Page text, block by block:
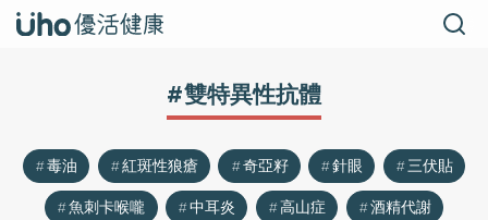
#雙特異性抗體
毒油 紅斑性狼瘡 奇亞籽 針眼
三伏貼
魚刺卡喉嚨
中耳炎 高山症
酒精代謝